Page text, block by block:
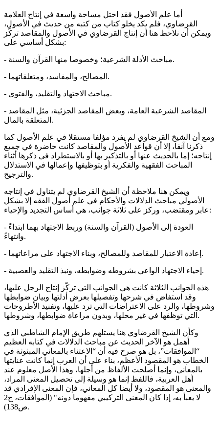
أما علم الأصول فقد احتل مساحة واسعة في إنتاج العلامة
القرضاوي، فلم يكد يخلو كتاب من كتبه من حديث في الأصول،
ويمكن أن نلاحظ هنا أن إنتاج القرضاوي في الأصول والمقاصد تركّز
بشكل أساسي على:
- مباحث الأدلة الشرعية؛ وخصوصا منها القرآن والسنة.
- المصالح، والمفاسد، ومتعلقاتهما.
- مباحث الاجتهاد والتقليد، والفتوى.
- المقاصد الشرعية العامة، وبعض المقاصد الجزئية، مثل المقاصد
المتعلقة بالمال.
ومع أن الشيخ القرضاوي لم يفرد مؤلفا مستقلا في علم الأصول كما
ذكرنا آنفا، إلا أن قواعد الأصول والمقاصد كانت حاضرة في جميع
إنتاجه؛ إما بالحديث عنها أو بالتذكير بها أو بالاستطراد في ذكرها أثناء
المباحث الفقهية والفكرية أو بتوظيفها وإعمالها في الاستدلال
والترجيح.
ويمكن هنا ملاحظة أن الشيخ القرضاوي لم يتناول في إنتاجه
الأصولي مباحث الدلالات والأحكام في علم أصول الفقه إلا بشكل
عابر ومقتضب، وركز على ثلاثة جوانب، هي أساس التجديد والإحياء:
- العودة إلى الأصول (القرآن والسنة) وربط الاجتهاد بهما ابتداءً
وانتهاءً.
- إعادة الاعتبار للمقاصد وللمصالح، وبناء الاجتهاد على مراعاتهما.
- إحياء الاجتهاد الواعي بشروطه وضوابطه، ونبذ التقليد والعصبية.
هذه الجوانب الثلاثة كانت هي الجوانب التي تركّز إنتاج الرجل عليها،
وقد استفاض في شرحها وتفصيلها بعرض أدلتها وبيان ضوابطها
وشروطها، والرد على الاعتراضات التي ترد عليها، وتفنيد الأطروحات
التي توظفها في غير محلها، وبدون مراعاة ضوابطها، وشروطها.
وكأن الشيخ القرضاوي هنا يستلهم طريق الإمام الشاطبي الذي
أهمل هو الآخر الحديث عن مباحث الدلالات في كتابه العظيم
“الموافقات”، بل هو صرح فيه أن “الاعتناء بالمعاني المبثوثة في
الخطاب هو المقصود الأعظم، بناء على أن العرب إنما كانت عنايتها
بالمعاني، وإنما أصلحت الألفاظ من أجلها، وهذا الأصل معلوم عند
أهل العربية، فاللفظ إنما هو وسيلة إلى تحصيل المعنى المراد،
والمعنى هو المقصود، ولا أيضا كل المعاني، فإن المعنى الإفرادي قد
لا يعبأ به، إذا كان المعنى التركيبي مفهوما دونه" (الموافقات، ج2
ص138).